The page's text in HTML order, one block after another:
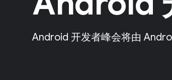
Android 开发者峰会将由